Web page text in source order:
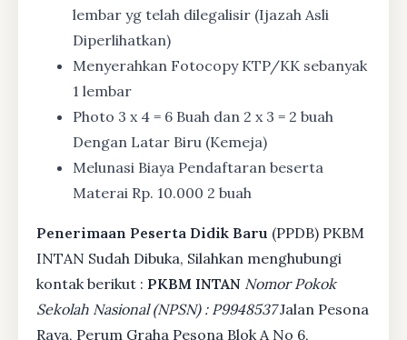
lembar yg telah dilegalisir (Ijazah Asli
Diperlihatkan)
Menyerahkan Fotocopy KTP/KK sebanyak
1 lembar
Photo 3 x 4 = 6 Buah dan 2 x 3 = 2 buah
Dengan Latar Biru (Kemeja)
Melunasi Biaya Pendaftaran beserta
Materai Rp. 10.000 2 buah
Penerimaan Peserta Didik Baru (PPDB) PKBM
INTAN Sudah Dibuka, Silahkan menghubungi
kontak berikut : PKBM INTAN Nomor Pokok
Sekolah Nasional (NPSN) : P9948537Jalan Pesona
Raya, Perum Graha Pesona Blok A No 6,